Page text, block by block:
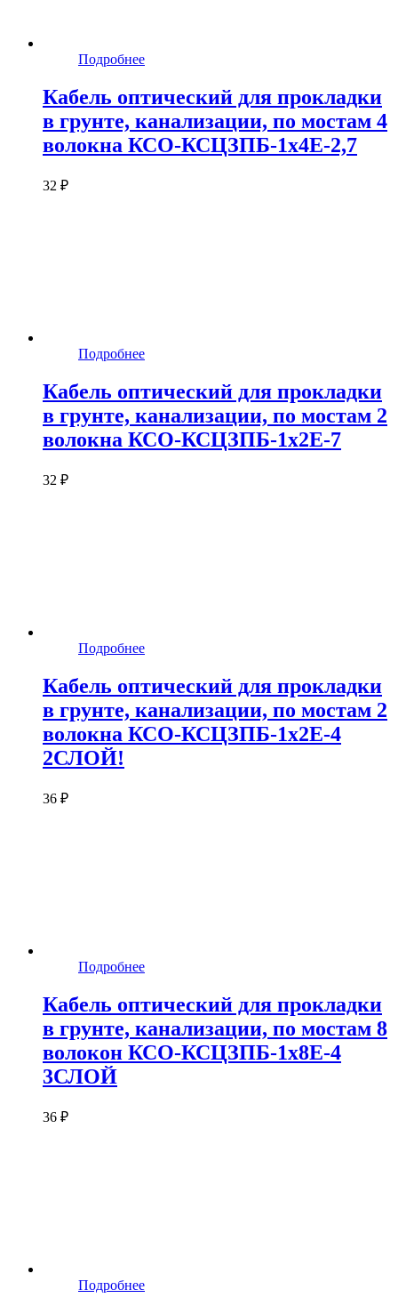
Подробнее
Кабель оптический для прокладки
в грунте, канализации, по мостам 4
волокна КСО-КСЦЗПБ-1х4Е-2,7
32 ₽
Подробнее
Кабель оптический для прокладки
в грунте, канализации, по мостам 2
волокна КСО-КСЦЗПБ-1х2Е-7
32 ₽
Подробнее
Кабель оптический для прокладки
в грунте, канализации, по мостам 2
волокна КСО-КСЦЗПБ-1х2Е-4
2СЛОЙ!
36 ₽
Подробнее
Кабель оптический для прокладки
в грунте, канализации, по мостам 8
волокон КСО-КСЦЗПБ-1х8Е-4
3СЛОЙ
36 ₽
Подробнее